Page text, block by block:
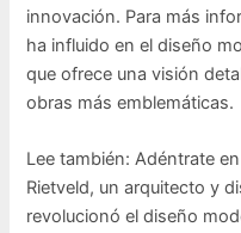
innovación. Para más
ha influido en el diseño
que ofrece una visión
obras más emblemáticas.
Lee también: Adéntrate
Rietveld, un arquitecto y
revolucionó el diseño